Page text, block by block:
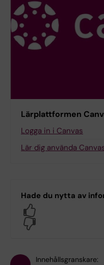
Lärplattformen
Logga in i Canvas
Lär dig använda
Hade du nytta av
Innehållsgranskare: